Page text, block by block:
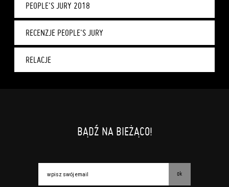
PEOPLE'S JURY 2018
RECENZJE PEOPLE'S JURY
RELACJE
BĄDŹ NA BIEŻĄCO!
ok